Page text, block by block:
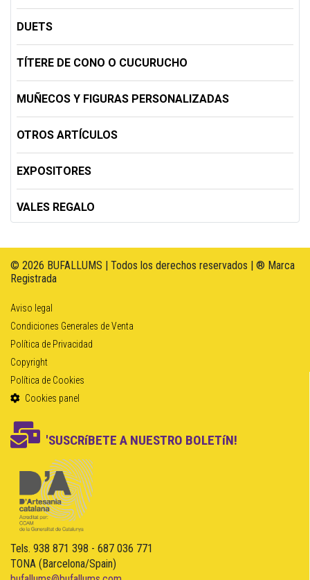
DUETS
TÍTERE DE CONO O CUCURUCHO
MUÑECOS Y FIGURAS PERSONALIZADAS
OTROS ARTÍCULOS
EXPOSITORES
VALES REGALO
© 2026 BUFALLUMS | Todos los derechos reservados | ® Marca
Registrada
Aviso legal
Condiciones Generales de Venta
Política de Privacidad
Copyright
Política de Cookies
Cookies panel
'SUSCRíBETE A NUESTRO BOLETíN!
Tels. 938 871 398 - 687 036 771
TONA (Barcelona/Spain)